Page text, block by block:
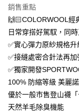
匯豐（台灣）商業銀行
聯邦商業銀行
元大商業銀行
台新國際商業銀行
台灣樂天信用卡公司
臺灣中小企業銀行
匯豐（台灣）商業銀
聯邦商業銀行
元大商業銀行
玉山商業銀行
台灣樂天信用卡公司
上海商業儲蓄銀行
匯豐（台灣）商業銀
聯邦商業銀行
元大商業銀行
玉山商業銀行
台新國際商業銀行
華南商業銀行
上海商業儲蓄銀行
兆豐國際商業銀行
台中商業銀行
華泰商業銀行
遠東國際商業銀行
永豐商業銀行
星展（台灣）商業銀
中國信託商業銀行
LINE Pay
Apple Pay
悠遊付
大哥付你分期
相關說明
【大哥付你分期使用說明
1.本服務由台灣大哥大提
AFTEE先享後付
銷售重點
🙌🏻COLORWOOL經
日常穿搭好駕馭，同
✅實心彈力原紗規格
✅接縫處密合針法再加
✅獨家開發
100% 防縮等級 美麗
優於一般市售登山襪
天然羊毛除臭機能